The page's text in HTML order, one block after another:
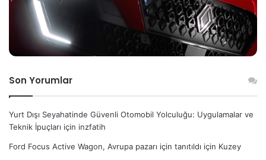
Son Yorumlar
Yurt Dışı Seyahatinde Güvenli Otomobil Yolculuğu: Uygulamalar ve
Teknik İpuçları için inzfatih
Ford Focus Active Wagon, Avrupa pazarı için tanıtıldı için Kuzey